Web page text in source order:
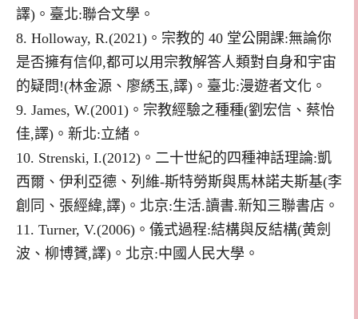
譯)。臺北:聯合文學。
8. Holloway, R.(2021)。宗教的 40 堂公開課:無論你
是否擁有信仰,都可以用宗教解答人類對自身和宇宙
的疑問!(林金源、廖綉玉,譯)。臺北:漫遊者文化。
9. James, W.(2001)。宗教經驗之種種(劉宏信、蔡怡
佳,譯)。新北:立緒。
10. Strenski, I.(2012)。二十世紀的四種神話理論:凱
西爾、伊利亞德、列維-斯特勞斯與馬林諾夫斯基(李
創同、張經緯,譯)。北京:生活.讀書.新知三聯書店。
11. Turner, V.(2006)。儀式過程:結構與反結構(黄劍
波、柳博贇,譯)。北京:中國人民大學。